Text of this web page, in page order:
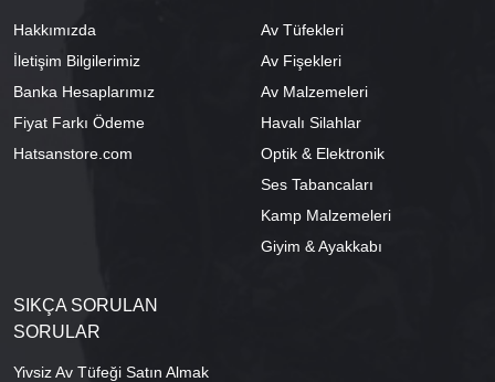
Hakkımızda
İletişim Bilgilerimiz
Banka Hesaplarımız
Fiyat Farkı Ödeme
Hatsanstore.com
Av Tüfekleri
Av Fişekleri
Av Malzemeleri
Havalı Silahlar
Optik & Elektronik
Ses Tabancaları
Kamp Malzemeleri
Giyim & Ayakkabı
SIKÇA SORULAN
SORULAR
Yivsiz Av Tüfeği Satın Almak